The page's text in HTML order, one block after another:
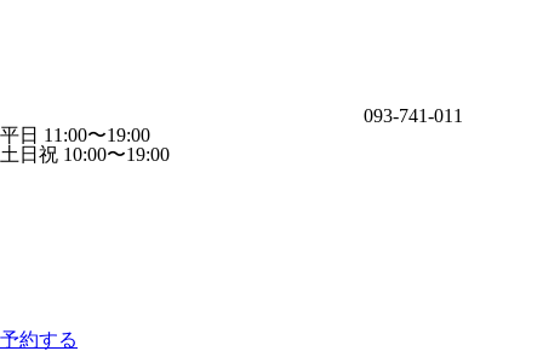
093-741-011
平日 11:00〜19:00
土日祝 10:00〜19:00
予約する